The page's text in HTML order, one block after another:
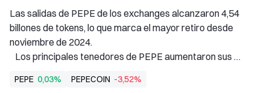
Las salidas de PEPE de los exchanges alcanzaron 4,54
billones de tokens, lo que marca el mayor retiro desde
noviembre de 2024.
   Los principales tenedores de PEPE aumentaron sus
   PEPE ganó modestamente pese a la débil demanda y se
PEPE 0,03% PEPECOIN -3,52%